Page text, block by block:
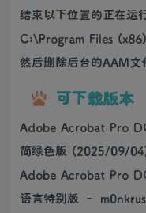
结束以下位置的正在运
C:\Program Files
然后删除后台的AAM文
可下载版本
Adobe Acrobat Pro
简绿色版 (2025/09/
Adobe Acrobat Pro
语言特别版 –